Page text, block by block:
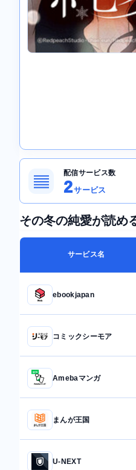
▤
配信サービス数
2サービス
その冬の純愛が読め
サービス名
ebookjapan
コミックシーモア
Amebaマンガ
まんが王国
U-NEXT